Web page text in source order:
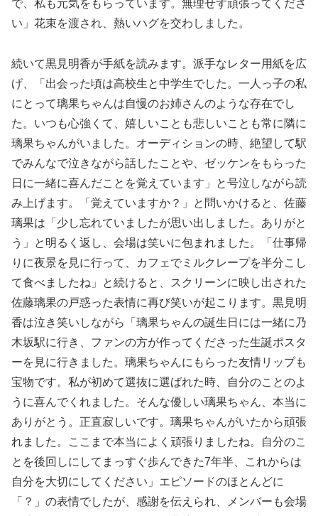
で、私も元気をもらっています。無理せず頑張ってくださ
い」花束を渡され、熱いハグを交わしました。
続いて黒見明香が手紙を読みます。派手なレター用紙を広
げ、「出会った頃は高校生と中学生でした。一人っ子の私
にとって璃果ちゃんは自慢のお姉さんのような存在でし
た。いつも心強くて、嬉しいことも悲しいことも常に隣に
璃果ちゃんがいました。オーディションの時、絶望して駅
でみんなで泣きながら話したことや、ゼッケンをもらった
日に一緒に喜んだことを覚えています」と号泣しながら読
み上げます。「覚えていますか？」と問いかけると、佐藤
璃果は「少し忘れていましたが思い出しました。ありがと
う」と明るく返し、会場は笑いに包まれました。「仕事帰
りに夜景を見に行って、カフェでミルクレープを半分こし
て食べましたね」と続けると、スクリーンに映し出された
佐藤璃果の戸惑った表情に再び笑いが起こります。黒見明
香は泣き笑いしながら「璃果ちゃんの誕生日には一緒に乃
木坂駅に行き、ファンの方が作ってくださった生誕ポスタ
ーを見に行きました。璃果ちゃんにもらった友情リップも
宝物です。私が初めて選抜に選ばれた時、自分のことのよ
うに喜んでくれました。そんな優しい璃果ちゃん、本当に
ありがとう。正直寂しいです。璃果ちゃんがいたから頑張
れました。ここまで本当によく頑張りましたね。自分のこ
とを後回しにしてまっすぐ歩んできた7年半、これからは
自分を大切にしてください」エピソードのほとんどに
「？」の表情でしたが、感謝を伝えられ、メンバーも会場